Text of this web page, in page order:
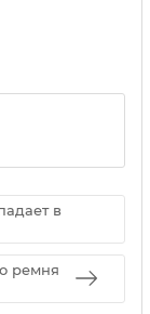
в
ремня